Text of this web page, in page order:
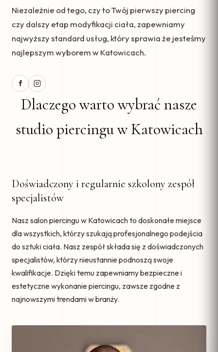
Niezależnie od tego, czy to Twój pierwszy piercing
czy dalszy etap modyfikacji ciała, zapewniamy
najwyższy standard usług, który sprawia że jesteśmy
najlepszym wyborem w Katowicach.
Dlaczego warto wybrać nasze
studio piercingu w Katowicach
Doświadczony i regularnie szkolony zespół
specjalistów
Nasz salon piercingu w Katowicach to doskonałe miejsce
dla wszystkich, którzy szukają profesjonalnego podejścia
do sztuki ciała. Nasz zespół składa się z doświadczonych
specjalistów, którzy nieustannie podnoszą swoje
kwalifikacje. Dzięki temu zapewniamy bezpieczne i
estetyczne wykonanie piercingu, zawsze zgodne z
najnowszymi trendami w branży.